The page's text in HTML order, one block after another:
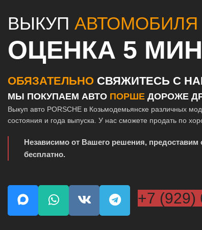
ВЫКУП АВТОМОБИЛЯ
ОЦЕНКА 5
ОБЯЗАТЕЛЬНО СВЯЖИТЕСЬ С
МЫ ПОКУПАЕМ АВТО ПОРШЕ ДОРОЖЕ
Выкуп авто PORSCHE в Козьмодемьянске различных
состояния и года выпуска. У нас сможете продать по
Независимо от Вашего решения, предоставим
бесплатно.
+7 (929)